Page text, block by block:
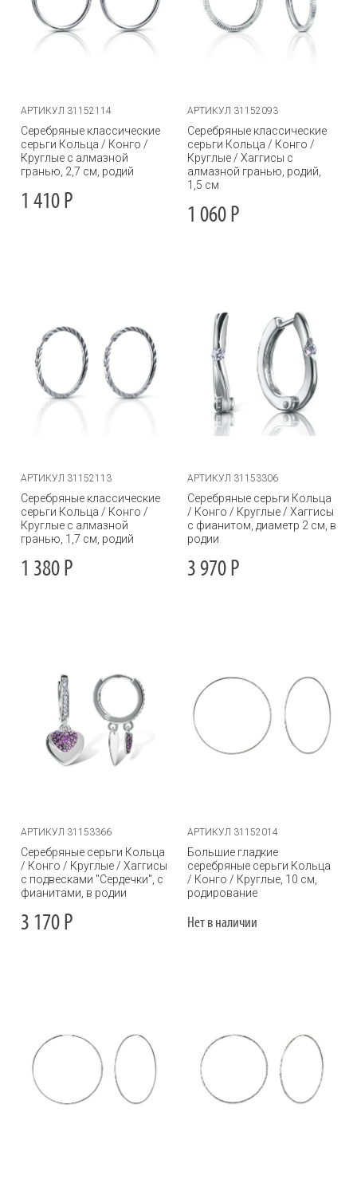
АРТИКУЛ 31152114
Серебряные классические
серьги Кольца / Конго /
Круглые с алмазной
гранью, 2,7 см, родий
1 410 Р
АРТИКУЛ 31152093
Серебряные классические
серьги Кольца / Конго /
Круглые / Хаггисы с
алмазной гранью, родий,
1,5 см
1 060 Р
АРТИКУЛ 31152113
Серебряные классические
серьги Кольца / Конго /
Круглые с алмазной
гранью, 1,7 см, родий
1 380 Р
АРТИКУЛ 31153306
Серебряные серьги Кольца
/ Конго / Круглые / Хаггисы
с фианитом, диаметр 2 см, в
родии
3 970 Р
АРТИКУЛ 31153366
Серебряные серьги Кольца
/ Конго / Круглые / Хаггисы
с подвесками "Сердечки", с
фианитами, в родии
3 170 Р
АРТИКУЛ 31152014
Большие гладкие
серебряные серьги Кольца
/ Конго / Круглые, 10 см,
родирование
Нет в наличии